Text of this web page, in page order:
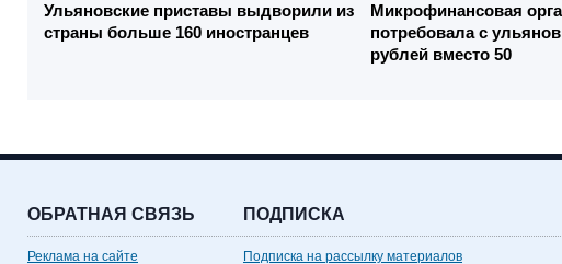
Ульяновские приставы выдворили из
страны больше 160 иностранцев
Микрофинансовая
потребовала с
рублей вместо 50
ОБРАТНАЯ СВЯЗЬ
Реклама на сайте
ПОДПИСКА
Подписка на рассылку материалов